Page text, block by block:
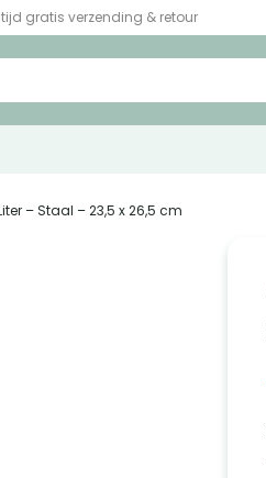
gratis verzending & retour
– Staal – 23,5 x 26,5 cm